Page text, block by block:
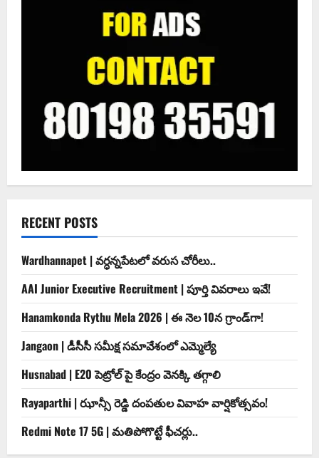
RECENT POSTS
Wardhannapet | వర్ధన్నపేటలో వరుస చోరీలు..
AAI Junior Executive Recruitment | పూర్తి వివరాలు ఇవే!
Hanamkonda Rythu Mela 2026 | ఈ నెల 10న గ్రాండ్‌గా!
Jangaon | డీసీసీ సమీక్ష సమావేశంలో ఎమ్మెల్యే
Husnabad | E20 పెట్రోల్ పై కేంద్రం వెనక్కి తగ్గాలి
Rayaparthi | ఝాన్సీ రెడ్డి దంపతుల వివాహ వార్షికోత్సవం!
Redmi Note 17 5G | మతిపోగొట్టే ఫీచర్లు..